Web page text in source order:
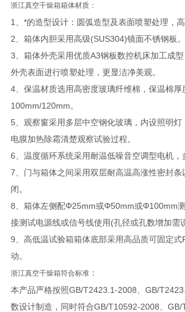
浙江真空干燥箱箱体材质：
1、*的造型设计：圆弧造型及表面喷塑处理，高
2、箱体内胆采用高级(SUS304)镜面不锈钢板。
3、箱体外壳采用优质A3钢板数控机床加工成型
外壳表面进行喷塑处理，更显洁净美观。
4、保温材质选用高密度玻璃纤维棉，保温棉厚
100mm/120mm。
5、观察窗采用多层中空钢化玻璃，内设照明灯
电膜加热除霜清楚观察试验过程。
6、温度循环系统采用耐温低噪音空调型电机，
7、门与箱体之间采用双层耐高温高涨性密封条
闭。
8、箱体左侧配Φ25mm或Φ50mm或Φ100mm
接测试电源线或信号线使用(孔径或孔数增加需
9、高低温试验箱箱体底部采用高品质可固定式
动。
浙江真空干燥箱符合标准：
本产品严格按照GB/T2423.1-2008、GB/
数设计制造，同时符合GB/T10592-2008、GB/